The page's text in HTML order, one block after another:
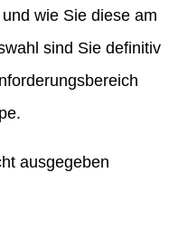
wie Sie diese am
sind Sie definitiv
ausgegeben